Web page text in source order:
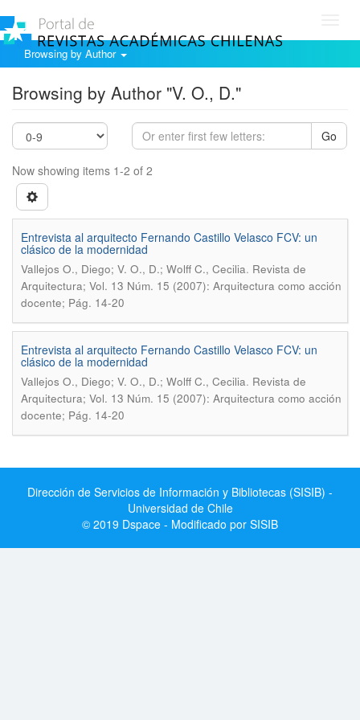
Browsing by Author
Browsing by Author "V. O., D."
Go
Now showing items 1-2 of 2
Entrevista al arquitecto Fernando Castillo Velasco FCV: un
clásico de la modernidad
Vallejos O., Diego; V. O., D.; Wolff C., Cecilia. Revista de
Arquitectura; Vol. 13 Núm. 15 (2007): Arquitectura como acción
docente; Pág. 14-20
Entrevista al arquitecto Fernando Castillo Velasco FCV: un
clásico de la modernidad
Vallejos O., Diego; V. O., D.; Wolff C., Cecilia. Revista de
Arquitectura; Vol. 13 Núm. 15 (2007): Arquitectura como acción
docente; Pág. 14-20
Dirección de Servicios de Información y Bibliotecas (SISIB) -
Universidad de Chile
© 2019 Dspace - Modificado por SISIB